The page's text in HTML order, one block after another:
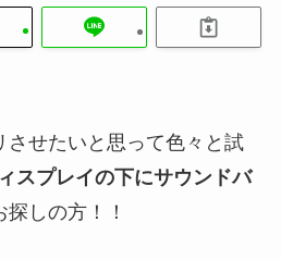
させたいと思って色々と試
スプレイの下にサウンドバ
探しの方！！